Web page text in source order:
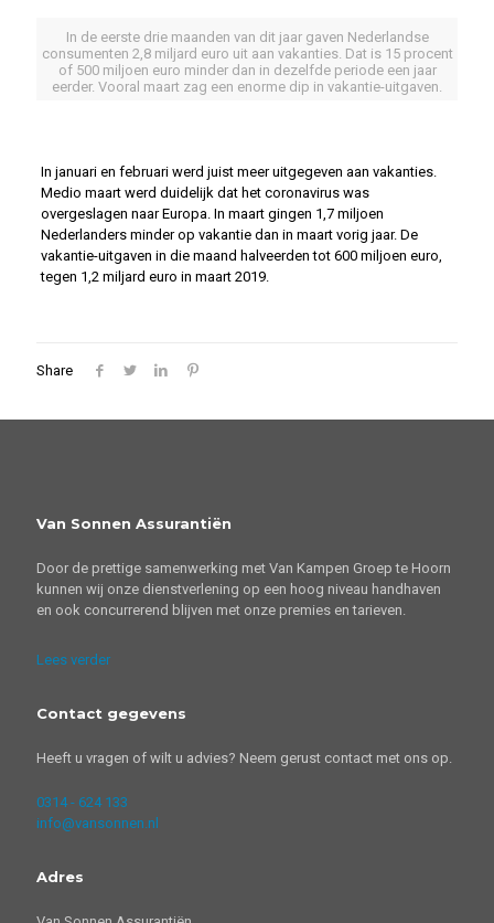
In de eerste drie maanden van dit jaar gaven Nederlandse
consumenten 2,8 miljard euro uit aan vakanties. Dat is 15 procent
of 500 miljoen euro minder dan in dezelfde periode een jaar
eerder. Vooral maart zag een enorme dip in vakantie-uitgaven.
In januari en februari werd juist meer uitgegeven aan vakanties.
Medio maart werd duidelijk dat het coronavirus was
overgeslagen naar Europa. In maart gingen 1,7 miljoen
Nederlanders minder op vakantie dan in maart vorig jaar. De
vakantie-uitgaven in die maand halveerden tot 600 miljoen euro,
tegen 1,2 miljard euro in maart 2019.
Share
Van Sonnen Assurantiën
Door de prettige samenwerking met Van Kampen Groep te Hoorn
kunnen wij onze dienstverlening op een hoog niveau handhaven
en ook concurrerend blijven met onze premies en tarieven.
Lees verder
Contact gegevens
Heeft u vragen of wilt u advies? Neem gerust contact met ons op.
0314 - 624 133
info@vansonnen.nl
Adres